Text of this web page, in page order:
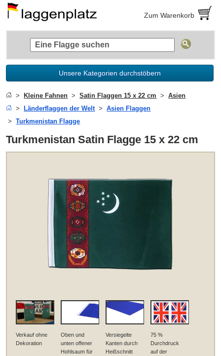
Zum Warenkorb
Unsere Kategorien durchstöbern
Kleine Fahnen Satin Flaggen 15 x 22 cm
Asien
Länderflaggen der Welt
Asien Flaggen
Turkmenistan Flagge
Turkmenistan Satin Flagge 15 x 22 cm
Verkauf ohne
Dekoration
Oben und
unten offener
Hohlsaum für
Versiegelte
Kanten durch
Heißschnitt
75 %
Durchdruck
auf der